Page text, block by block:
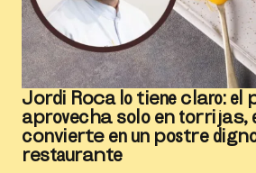
Jordi Roca lo tiene claro: el
aprovecha solo en torrijas,
convierte en un postre
restaurante